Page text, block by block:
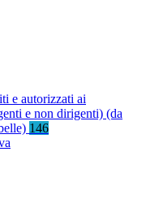
e autorizzati ai
e non dirigenti) (da
146